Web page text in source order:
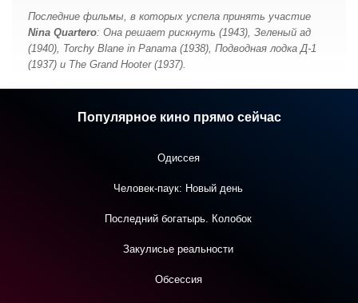
Последние фильмы, в которых успелa принять участие
Nina Quartero: Она решает рискнуть (1943), Зеленый ад
(1940), Torchy Blane in Panama (1938), Подводная лодка Д-1
(1937) и The Grand Hooter (1937).
Популярное кино прямо сейчас
Одиссея
Человек-паук: Новый день
Последний богатырь. Колобок
Закулисье реальности
Обсессия